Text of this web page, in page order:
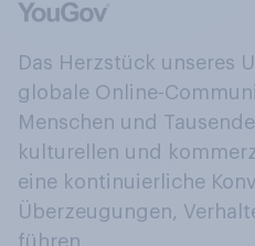
Das Herzstück unseres
globale Online-
Menschen und
kulturellen und
eine kontinuierliche
Überzeugungen,
führen.